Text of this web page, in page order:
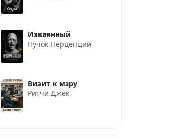
Изваянный
Пучок Перцепций
Визит к мэру
Ритчи Джек